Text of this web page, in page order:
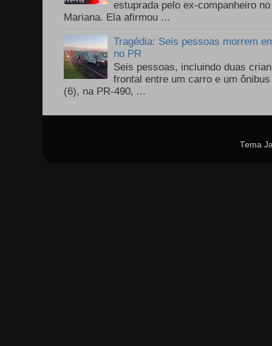
estuprada pelo ex-companheiro
Mariana. Ela afirmou ...
Tragédia: Seis pessoas morrem
no PR
Seis pessoas, incluindo duas
frontal entre um carro e um
(6), na PR-490, ...
Tema